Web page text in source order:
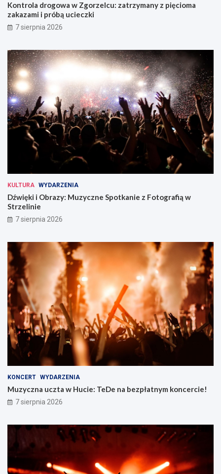
Kontrola drogowa w Zgorzelcu: zatrzymany z pięcioma
zakazami i próbą ucieczki
7 sierpnia 2026
KULTURA WYDARZENIA
Dźwięki i Obrazy: Muzyczne Spotkanie z Fotografią w
Strzelinie
7 sierpnia 2026
KONCERT WYDARZENIA
Muzyczna uczta w Hucie: TeDe na bezpłatnym koncercie!
7 sierpnia 2026